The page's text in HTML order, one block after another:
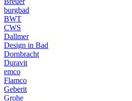
burgbad
BWT
CWS
Dallmer
Design in Bad
Dornbracht
Duravit
emco
Flamco
Geberit
Grohe